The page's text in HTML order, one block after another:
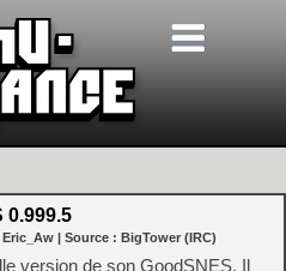
0.999.5
Eric_Aw | Source : BigTower (IRC)
version de son GoodSNES. Il